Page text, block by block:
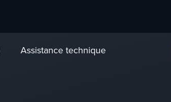
Assistance technique